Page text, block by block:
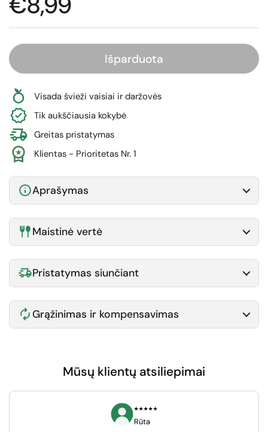
Išparduota
Visada švieži vaisiai ir daržovės
Tik aukščiausia kokybė
Greitas pristatymas
Klientas - Prioritetas Nr. 1
Aprašymas
Maistinė vertė
Pristatymas siunčiant
Grąžinimas ir kompensavimas
Mūsų klientų atsiliepimai
⭑⭑⭑⭑⭑
Rūta